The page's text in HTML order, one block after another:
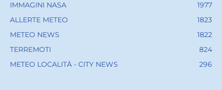
IMMAGINI NASA
1977
ALLERTE METEO
1823
METEO NEWS
1822
TERREMOTI
824
METEO LOCALITÀ - CITY NEWS
296